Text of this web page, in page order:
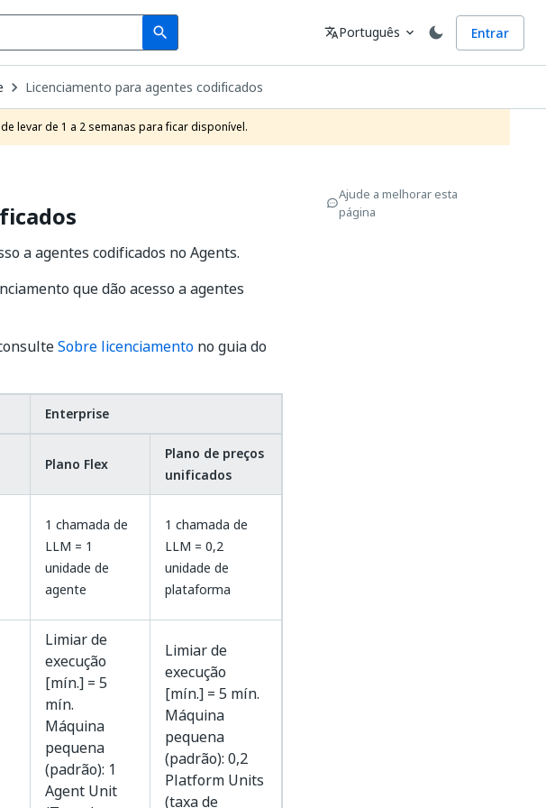
search
Search Idioma
translatePortuguês expand_more Entrar
Licenciamento para agentes codificados
levar de 1 a 2 semanas para ficar disponível.
a agentes codificados no Agents.
que dão acesso a agentes
Sobre licenciamento no guia do
Enterprise
Plano Flex
Plano de preços
unificados
1 chamada de
LLM = 1
unidade de
agente
1 chamada de
LLM = 0,2
unidade de
plataforma
Limiar de
execução
[mín.] = 5
mín.
Máquina
pequena
(padrão): 1
Agent Unit
Limiar de
execução
[mín.] = 5 mín.
Máquina
pequena
(padrão): 0,2
Platform Units
(taxa de
Ajude a melhorar esta
página